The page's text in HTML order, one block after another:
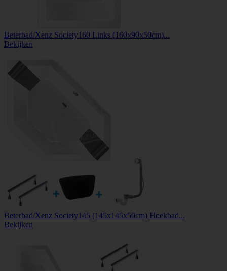
Beterbad/Xenz Society160 Links (160x90x50cm)...
Bekijken
Beterbad/Xenz Society145 (145x145x50cm) Hoekbad...
Bekijken